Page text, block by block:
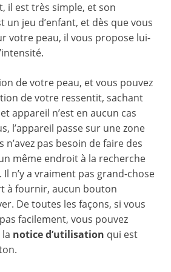
il est très simple, et son
jeu d’enfant, et dès que vous
votre peau, il vous propose lui-
de votre peau, et vous pouvez
de votre ressentit, sachant
appareil n’est en aucun cas
l’appareil passe sur une zone
n’avez pas besoin de faire des
même endroit à la recherche
Il n’y a vraiment pas grand-chose
à fournir, aucun bouton
De toutes les façons, si vous
facilement, vous pouvez
notice d’utilisation qui est